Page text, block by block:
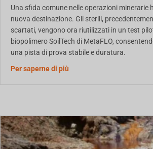
Una sfida comune nelle operazioni minerarie
nuova destinazione. Gli sterili,
scartati, vengono ora riutilizzati in un test
biopolimero SoilTech di MetaFLO,
una pista di prova stabile e duratura.
Per saperne di più